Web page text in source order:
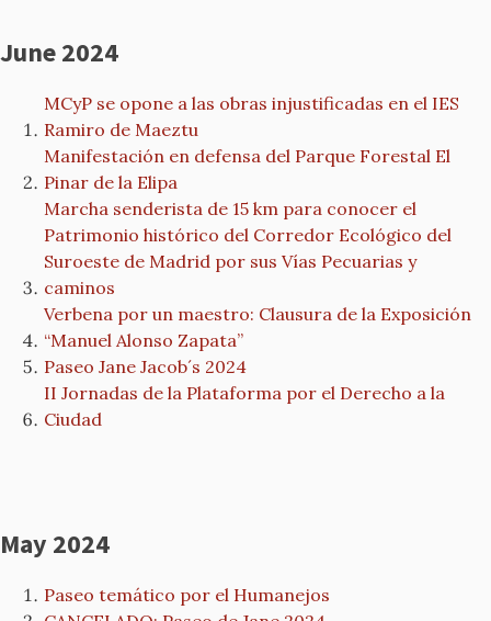
June 2024
MCyP se opone a las obras injustificadas en el IES
Ramiro de Maeztu
Manifestación en defensa del Parque Forestal El
Pinar de la Elipa
Marcha senderista de 15 km para conocer el
Patrimonio histórico del Corredor Ecológico del
Suroeste de Madrid por sus Vías Pecuarias y
caminos
Verbena por un maestro: Clausura de la Exposición
“Manuel Alonso Zapata”
Paseo Jane Jacob´s 2024
II Jornadas de la Plataforma por el Derecho a la
Ciudad
May 2024
Paseo temático por el Humanejos